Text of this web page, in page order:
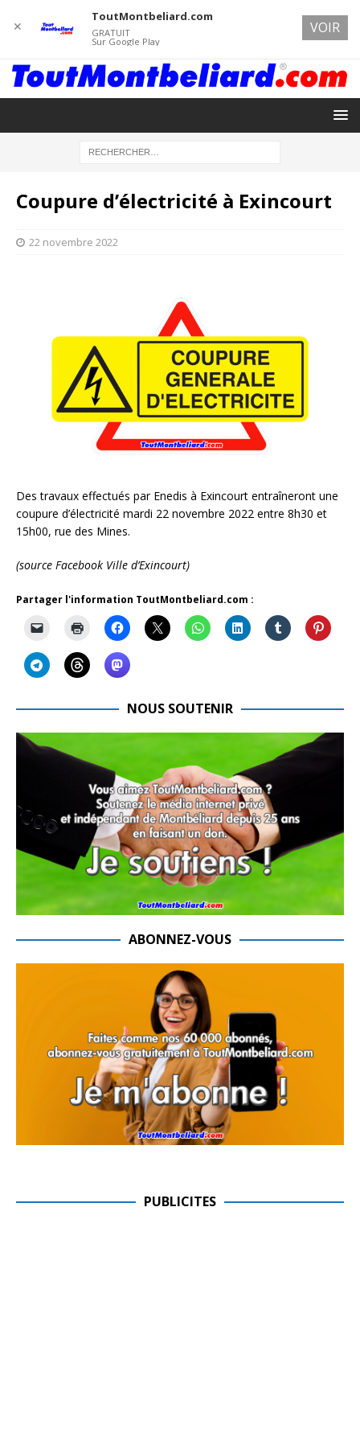
Coupure d’électricité à Exincourt
22 novembre 2022
Des travaux effectués par Enedis à Exincourt entraîneront une
coupure d’électricité mardi 22 novembre 2022 entre 8h30 et
15h00, rue des Mines.
(source Facebook Ville d’Exincourt)
Partager l'information ToutMontbeliard.com :
NOUS SOUTENIR
ABONNEZ-VOUS
PUBLICITES
✕
ToutMontbeliard.com
GRATUIT
Sur Google Play
VOIR